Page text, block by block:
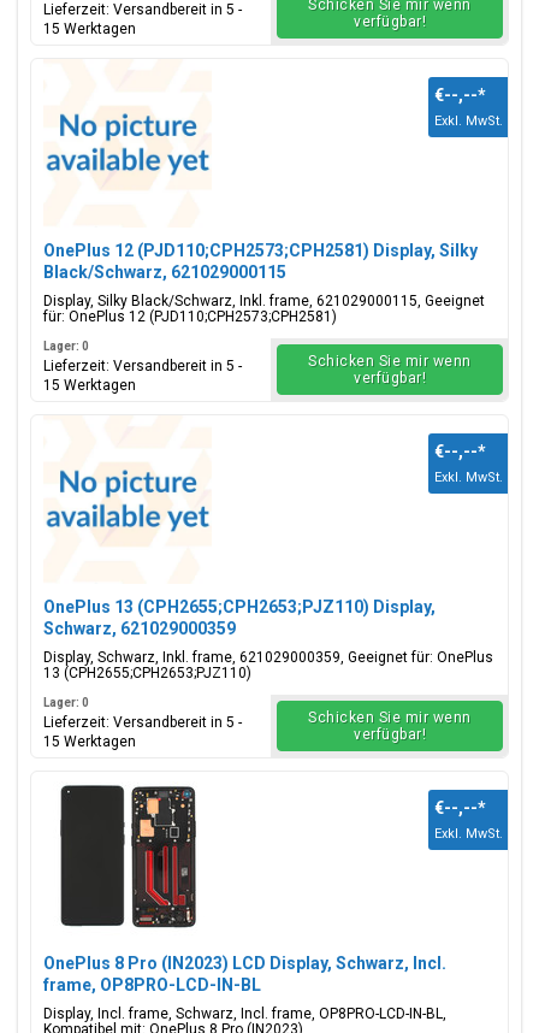
Lieferzeit: Versandbereit in 5 -
15 Werktagen
Schicken Sie mir wenn
verfügbar!
OnePlus 12 (PJD110;CPH2573;CPH2581) Display, Silky
Black/Schwarz, 621029000115
Display, Silky Black/Schwarz, Inkl. frame, 621029000115, Geeignet
für: OnePlus 12 (PJD110;CPH2573;CPH2581)
€--,--*
Exkl. MwSt.
Lager: 0
Lieferzeit: Versandbereit in 5 -
15 Werktagen
Schicken Sie mir wenn
verfügbar!
OnePlus 13 (CPH2655;CPH2653;PJZ110) Display,
Schwarz, 621029000359
Display, Schwarz, Inkl. frame, 621029000359, Geeignet für: OnePlus
13 (CPH2655;CPH2653;PJZ110)
€--,--*
Exkl. MwSt.
Lager: 0
Lieferzeit: Versandbereit in 5 -
15 Werktagen
Schicken Sie mir wenn
verfügbar!
OnePlus 8 Pro (IN2023) LCD Display, Schwarz, Incl.
frame, OP8PRO-LCD-IN-BL
Display, Incl. frame, Schwarz, Incl. frame, OP8PRO-LCD-IN-BL,
Kompatibel mit: OnePlus 8 Pro (IN2023)
€--,--*
Exkl. MwSt.